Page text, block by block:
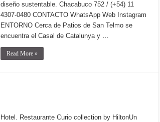
diseño sustentable. Chacabuco 752 / (+54) 11
4307-0480 CONTACTO WhatsApp Web Instagram
ENTORNO Cerca de Patios de San Telmo se
encuentra el Casal de Catalunya y …
Read More »
Hotel. Restaurante Curio collection by HiltonUn